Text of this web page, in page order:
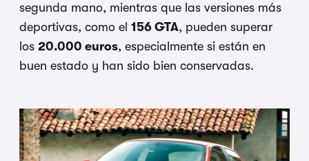
segunda mano, mientras que las versiones más
deportivas, como el 156 GTA, pueden superar
los 20.000 euros, especialmente si están en
buen estado y han sido bien conservadas.